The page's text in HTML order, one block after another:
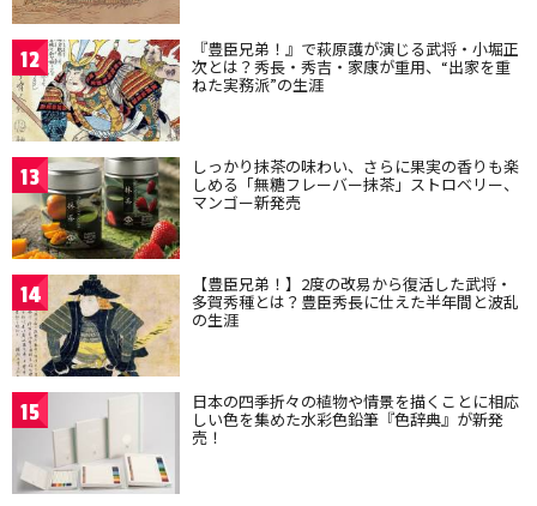
12 『豊臣兄弟！』で萩原護が演じる武将・小堀正
次とは？秀長・秀吉・家康が重用、“出家を重
ねた実務派”の生涯
13 しっかり抹茶の味わい、さらに果実の香りも楽
しめる「無糖フレーバー抹茶」ストロベリー、
マンゴー新発売
14 【豊臣兄弟！】2度の改易から復活した武将・
多賀秀種とは？豊臣秀長に仕えた半年間と波乱
の生涯
15 日本の四季折々の植物や情景を描くことに相応
しい色を集めた水彩色鉛筆『色辞典』が新発
売！